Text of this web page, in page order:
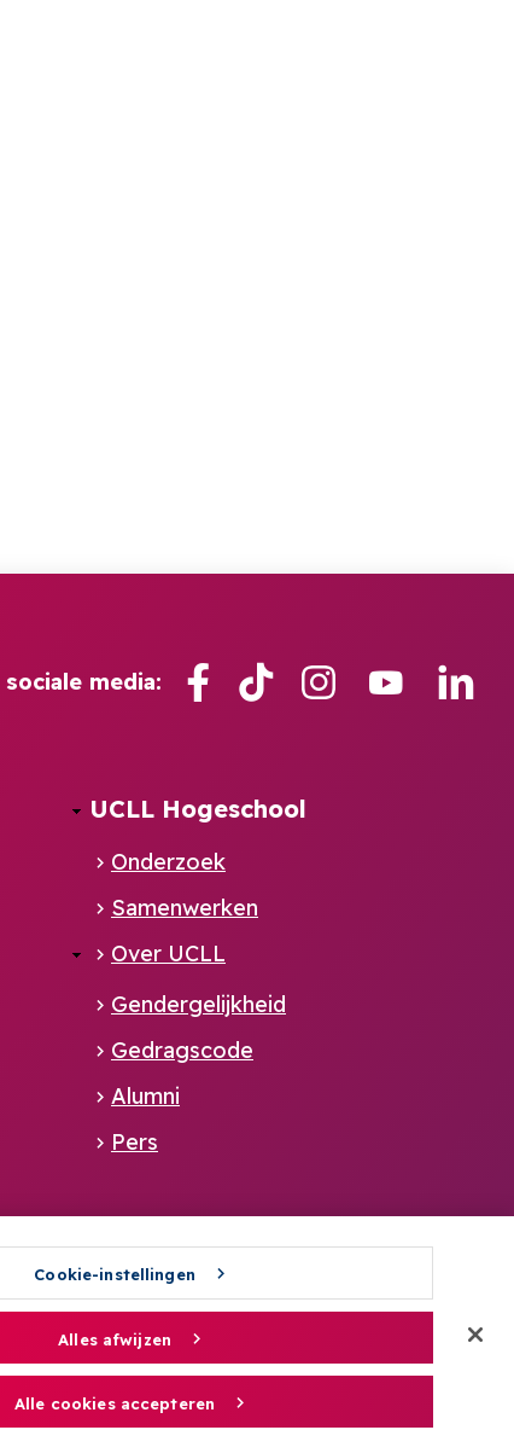
media: Facebook
TikTok InstagramYouTube
UCLL Hogeschool
Onderzoek
Samenwerken
Over UCLL
Gendergelijkheid
Gedragscode
Alumni
Pers
Alliance member of:
Boost your talents with elev8
Cookie-instellingen
Alles afwijzen
Alle cookies accepteren